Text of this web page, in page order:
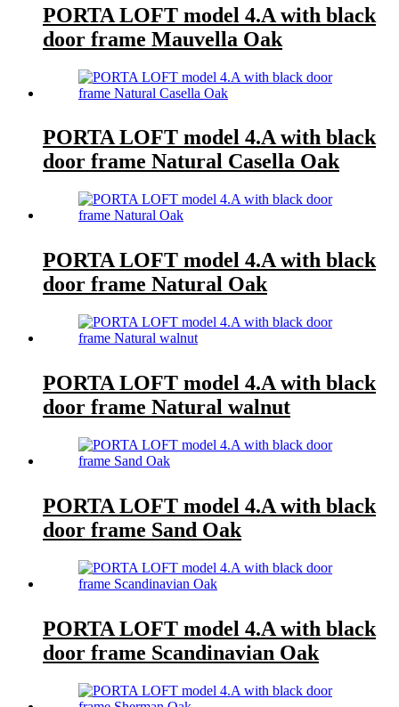
PORTA LOFT model 4.A with black
door frame Mauvella Oak
PORTA LOFT model 4.A with black
door frame Natural Casella Oak
PORTA LOFT model 4.A with black
door frame Natural Oak
PORTA LOFT model 4.A with black
door frame Natural walnut
PORTA LOFT model 4.A with black
door frame Sand Oak
PORTA LOFT model 4.A with black
door frame Scandinavian Oak